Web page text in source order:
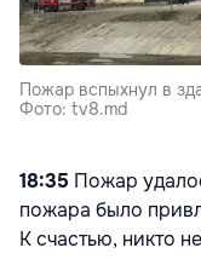
Пожар вспыхнул в
Фото: tv8.md
18:35 Пожар
пожара было
К счастью, никто